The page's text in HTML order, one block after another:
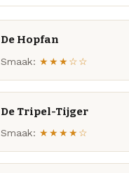
De Hopfan
Smaak: ★★★☆☆
De Tripel-Tijger
Smaak: ★★★★☆